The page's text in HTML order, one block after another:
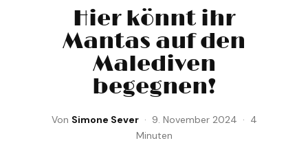
Hier könnt ihr
Mantas auf den
Malediven
begegnen!
Von Simone Sever· 9. November 2024 · 4
Minuten